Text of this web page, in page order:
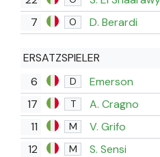
7 O D. Berardi
ERSATZSPIELER
6
D Emerson
17 T A. Cragno
11 M V. Grifo
12 M S. Sensi